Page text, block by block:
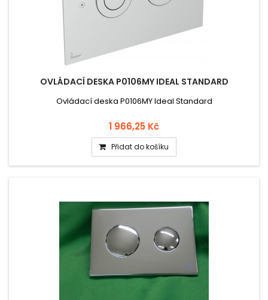
OVLÁDACÍ DESKA P0106MY IDEAL STANDARD
Ovládací deska P0106MY Ideal Standard
1 966,25 Kč
Přidat do košíku